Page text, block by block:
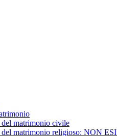
matrimonio civile
matrimonio religioso: NON